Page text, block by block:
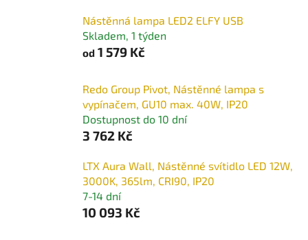
Nástěnná lampa LED2 ELFY USB
Skladem, 1 týden
od 1 579 Kč
Redo Group Pivot, Nástěnné lampa s
vypínačem, GU10 max. 40W, IP20
Dostupnost do 10 dní
3 762 Kč
LTX Aura Wall, Nástěnné svítidlo LED 12W,
3000K, 365lm, CRI90, IP20
7-14 dní
10 093 Kč